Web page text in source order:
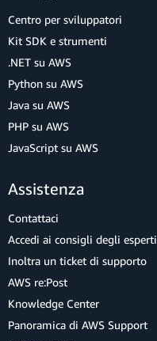
Centro per sviluppatori
Kit SDK e strumenti
.NET su AWS
Python su AWS
Java su AWS
PHP su AWS
JavaScript su AWS
Assistenza
Contattaci
Accedi ai consigli degli esperti
Inoltra un ticket di supporto
AWS re:Post
Knowledge Center
Panoramica di AWS Support